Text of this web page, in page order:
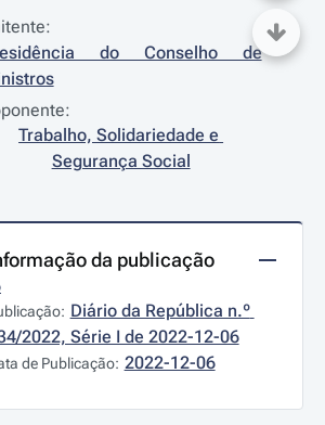
do Conselho de
Trabalho, Solidariedade e
Segurança Social
da publicação
Diário da República n.º
2022, Série I de 2022-12-06
de Publicação: 2022-12-06